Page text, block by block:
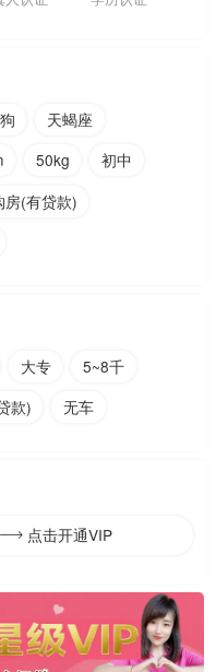
天蝎座
50kg
初中
房(有贷款)
大专
5~8千
款) 无车
 点击开通VIP